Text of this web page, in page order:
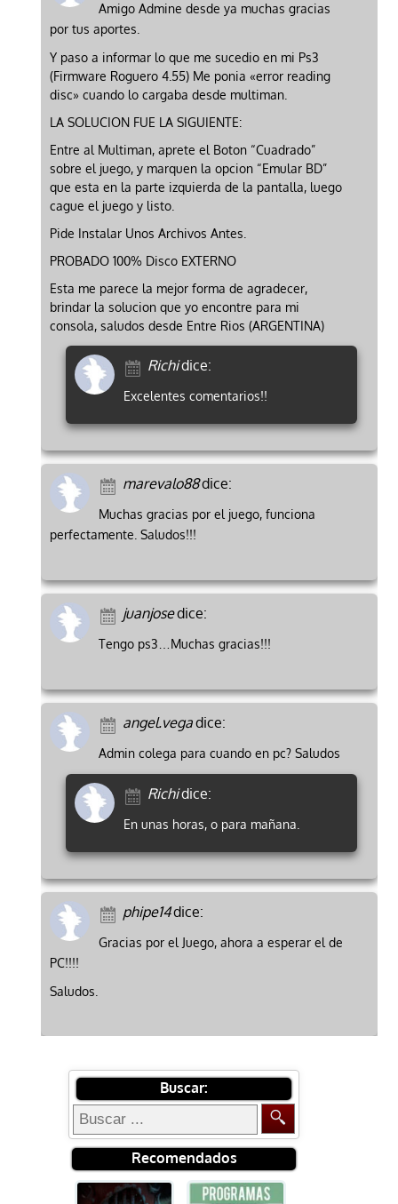
Amigo Admine desde ya muchas gracias
por tus aportes.
Y paso a informar lo que me sucedio en mi Ps3
(Firmware Roguero 4.55) Me ponia «error reading
disc» cuando lo cargaba desde multiman.
LA SOLUCION FUE LA SIGUIENTE:
Entre al Multiman, aprete el Boton “Cuadrado”
sobre el juego, y marquen la opcion “Emular BD”
que esta en la parte izquierda de la pantalla, luego
cague el juego y listo.
Pide Instalar Unos Archivos Antes.
PROBADO 100% Disco EXTERNO
Esta me parece la mejor forma de agradecer,
brindar la solucion que yo encontre para mi
consola, saludos desde Entre Rios (ARGENTINA)
Richidice:
Excelentes comentarios!!
marevalo88dice:
Muchas gracias por el juego, funciona
perfectamente. Saludos!!!
juanjosedice:
Tengo ps3…Muchas gracias!!!
angel.vegadice:
Admin colega para cuando en pc? Saludos
Richidice:
En unas horas, o para mañana.
phipe14dice:
Gracias por el Juego, ahora a esperar el de
PC!!!!
Saludos.
Buscar:
Recomendados